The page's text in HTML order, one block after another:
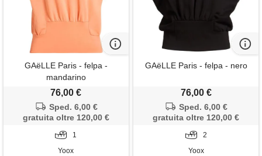
GAëLLE Paris - felpa -
mandarino
76,00 €
Sped. 6,00 €
gratuita oltre 120,00 €
1
Yoox
GAëLLE Paris - felpa - nero
76,00 €
Sped. 6,00 €
gratuita oltre 120,00 €
2
Yoox